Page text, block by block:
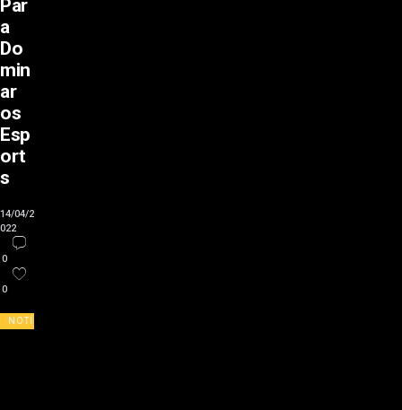
Par
a
Do
min
ar
os
Esp
ort
s
14/04/2
022
0
0
NOTÍCIAS